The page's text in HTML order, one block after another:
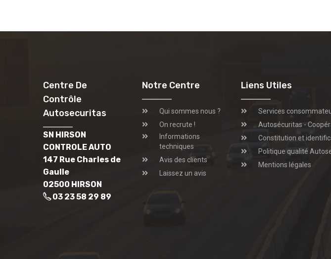
Centre De
Contrôle
Autosecuritas
SN HIRSON
CONTROLE AUTO
147 Rue Charles de
Gaulle
02500 HIRSON
03 23 58 29 89
Notre Centre
Qui sommes nous ?
On recrute !
Informations
techniques
Avis des clients
Laissez un avis
Liens Utiles
Services
Autosécuritas -
Constitution et
Politique qualité
Mentions légales